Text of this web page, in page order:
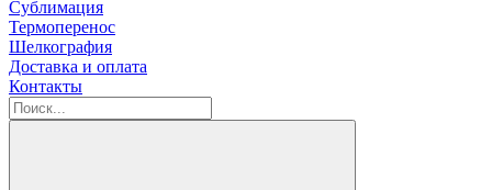
Сублимация
Термоперенос
Шелкография
Доставка и оплата
Контакты